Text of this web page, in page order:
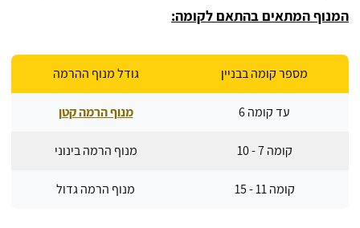
המנוף המתאים בהתאם לקומה:
מספר קומה בבניין גודל מנוף ההרמה
עד קומה 6 מנוף הרמה קטן
קומה 7 - 10 מנוף הרמה בינוני
קומה 11 - 15 מנוף הרמה גדול